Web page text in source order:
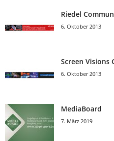
Riedel
6. Oktober 2013
Screen Visions
6. Oktober 2013
MediaBoard
7. März 2019